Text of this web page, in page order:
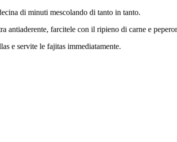
di minuti mescolando di tanto in tanto.
antiaderente, farcitele con il ripieno di carne e
e servite le fajitas immediatamente.